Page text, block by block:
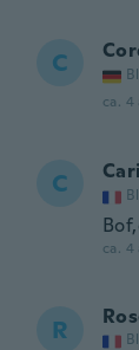
C
ca. 4
C
ca. 4
R